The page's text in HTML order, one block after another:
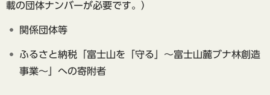
載の団体ナンバーが必要です。）
関係団体等
ふるさと納税「富士山を「守る」～富士山麓ブナ林創造
事業～」への寄附者